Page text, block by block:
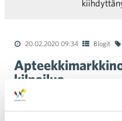
20.02.2020 09:34 Blogit
kilpailua